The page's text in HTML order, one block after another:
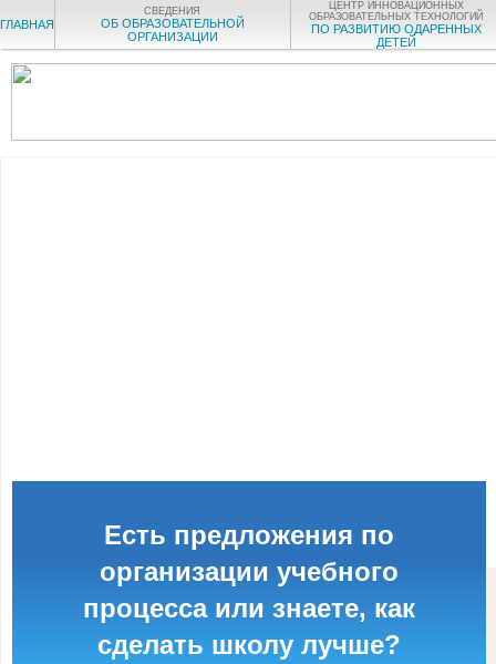
ГЛАВНАЯ
СВЕДЕНИЯ
ОБ ОБРАЗОВАТЕЛЬНОЙ
ОРГАНИЗАЦИИ
ЦЕНТР ИННОВАЦИОННЫХ
ОБРАЗОВАТЕЛЬНЫХ ТЕХНОЛОГИЙ
ПО РАЗВИТИЮ ОДАРЕННЫХ
ДЕТЕЙ
Есть предложения по
организации учебного
процесса или знаете, как
сделать школу лучше?